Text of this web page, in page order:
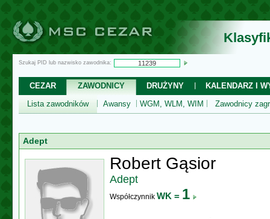
Szukaj PID lub nazwisko zawodnika:
CEZAR ZAWODNICY DRUŻYNY
KALENDARZ I
Lista zawodników
Awansy WGM, WLM, WIM Zawodnicy
Adept
Robert Gąsior
Adept
Współczynnik WK = 1